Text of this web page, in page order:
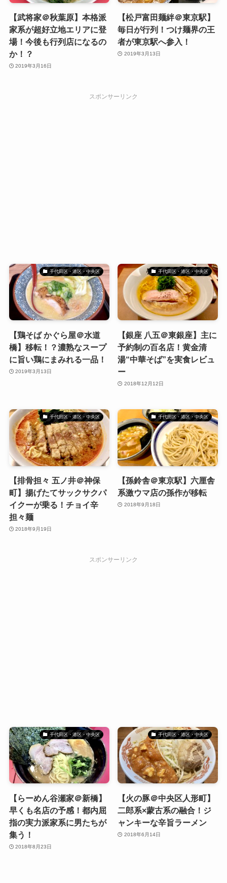
【武将家＠秋葉原】本格派
家系が超好立地エリアに登
場！今後も行列店になるの
か！？
2019年3月16日
【松戸富田麺絆＠東京駅】
毎日が行列！つけ麺界の王
者が東京駅へ参入！
2019年3月13日
スポンサーリンク
千代田区・港区・中央区
【鶏そば かぐら屋＠水道
橋】移転！？濃熟なスープ
に旨い鶏にまみれる一品！
2019年3月13日
千代田区・港区・中央区
【銀座 八五＠東銀座】主に
予約制の百名店！黄金清
湯“中華そば”を実食レビュ
ー
2018年12月12日
千代田区・港区・中央区
【排骨担々 五ノ井＠神保
町】揚げたてサックサクパ
イクーが乗る！チョイ辛
担々麺
2018年9月19日
千代田区・港区・中央区
【孫鈴舎＠東京駅】六厘舎
系激ウマ店の孫作が移転
2018年9月18日
スポンサーリンク
千代田区・港区・中央区
【らーめん谷瀬家＠新橋】
早くも名店の予感！都内屈
指の実力派家系に男たちが
集う！
2018年8月23日
千代田区・港区・中央区
【火の豚＠中央区人形町】
二郎系×蒙古系の融合！ジ
ャンキーな辛旨ラーメン
2018年6月14日